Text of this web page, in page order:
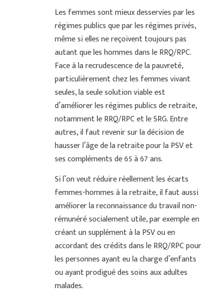
Les femmes sont mieux desservies par les
régimes publics que par les régimes privés,
même si elles ne reçoivent toujours pas
autant que les hommes dans le RRQ/RPC.
Face à la recrudescence de la pauvreté,
particulièrement chez les femmes vivant
seules, la seule solution viable est
d’améliorer les régimes publics de retraite,
notamment le RRQ/RPC et le SRG. Entre
autres, il faut revenir sur la décision de
hausser l’âge de la retraite pour la PSV et
ses compléments de 65 à 67 ans.
Si l’on veut réduire réellement les écarts
femmes-hommes à la retraite, il faut aussi
améliorer la reconnaissance du travail non-
rémunéré socialement utile, par exemple en
créant un supplément à la PSV ou en
accordant des crédits dans le RRQ/RPC pour
les personnes ayant eu la charge d’enfants
ou ayant prodigué des soins aux adultes
malades.